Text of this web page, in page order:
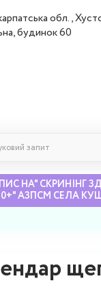
обл.,
будинок 60
НА" СКРИНІНГ
АЗПСМ СЕЛА